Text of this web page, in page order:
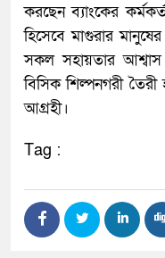
করছেন ব্যাংকের
হিসেবে মাগুরার
সকল সহায়তার আশ্বাস
বিসিক শিল্পনগরী
আগ্রহী।
Tag :